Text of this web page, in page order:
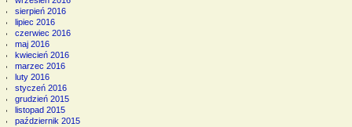
sierpień 2016
lipiec 2016
czerwiec 2016
maj 2016
kwiecień 2016
marzec 2016
luty 2016
styczeń 2016
grudzień 2015
listopad 2015
październik 2015